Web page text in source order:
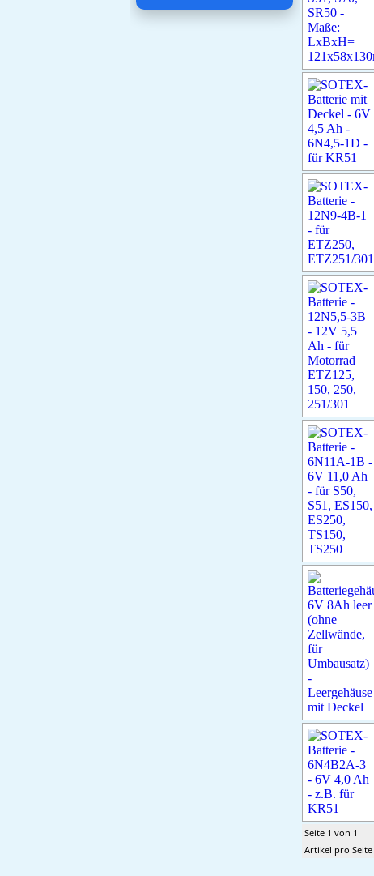
Seite 1 von 1
Artikel pro Seite